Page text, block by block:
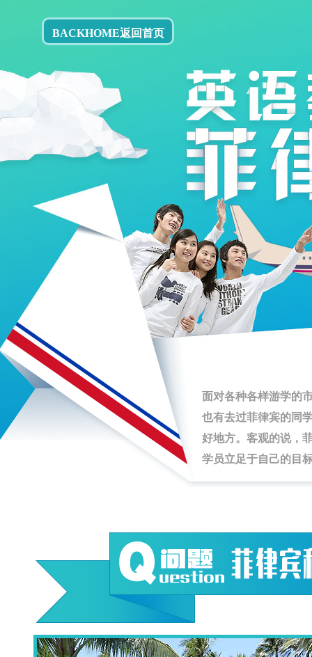
BACKHOME返回首页
面对各种各样游学的
也有去过菲律宾的同
好地方。客观的说，
学员立足于自己的目